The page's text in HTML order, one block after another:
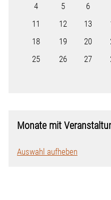
4
5 6
11
12 13
18
19 20
25
26 27
Monate mit
Auswahl aufheben